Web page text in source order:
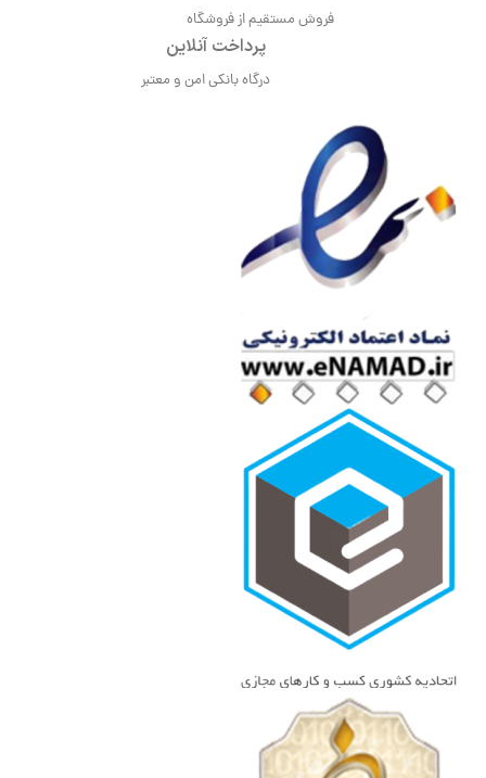
فروش مستقیم از فروشگاه
پرداخت آنلاین
درگاه بانکی امن و معتبر